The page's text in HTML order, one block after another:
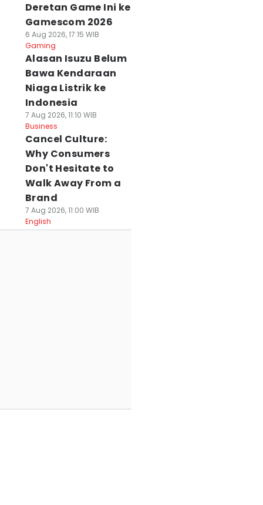
Deretan Game Ini ke
Gamescom 2026
6 Aug 2026, 17:15 WIB
Gaming
Alasan Isuzu Belum
Bawa Kendaraan
Niaga Listrik ke
Indonesia
7 Aug 2026, 11:10 WIB
Business
Cancel Culture:
Why Consumers
Don't Hesitate to
Walk Away From a
Brand
7 Aug 2026, 11:00 WIB
English